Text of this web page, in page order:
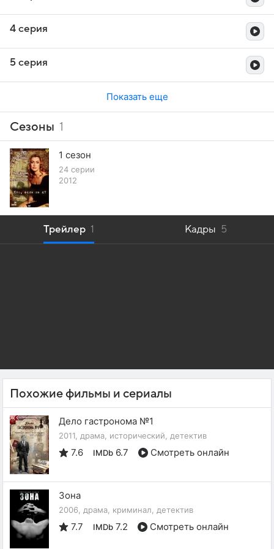
4 серия
5 серия
Показать еще
Сезоны 1
1 сезон
24 серии
2012
Трейлер 1 Кадры 5
Похожие фильмы и сериалы
Дело гастронома №1
2011, драма, исторический, детектив
7.6 IMDb 6.7 Смотреть онлайн
Зона
2006, драма, криминал, детектив
7.7 IMDb 7.2 Смотреть онлайн